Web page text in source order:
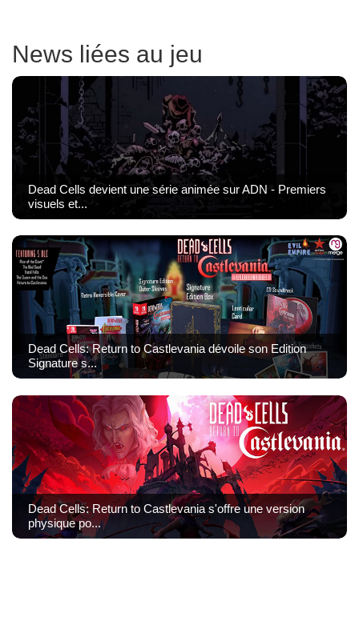
News liées au jeu
Dead Cells devient une série animée sur ADN - Premiers
visuels et...
Dead Cells: Return to Castlevania dévoile son Edition
Signature s...
Dead Cells: Return to Castlevania s'offre une version
physique po...